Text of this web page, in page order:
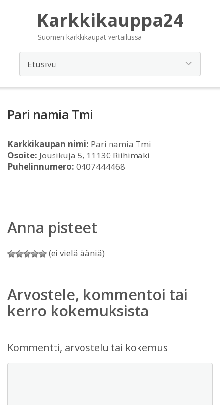
Karkkikauppa24
Suomen karkkikaupat vertailussa
Pari namia Tmi
Karkkikaupan nimi: Pari namia Tmi
Osoite: Jousikuja 5, 11130 Riihimäki
Puhelinnumero: 0407444468
Anna pisteet
(ei vielä ääniä)
Arvostele, kommentoi tai
kerro kokemuksista
Kommentti, arvostelu tai kokemus